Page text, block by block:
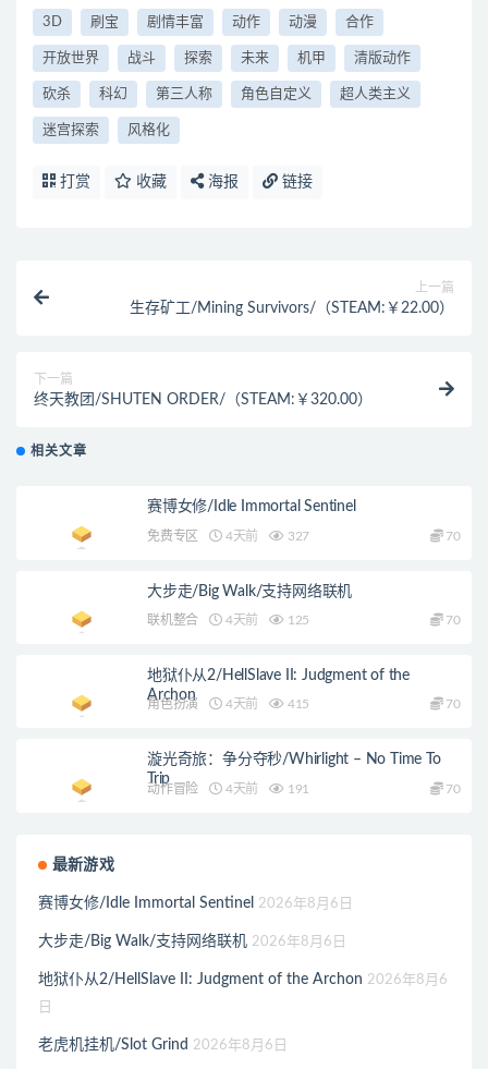
3D 刷宝 剧情丰富 动作 动漫 合作
开放世界 战斗 探索 未来 机甲 清版动作
砍杀 科幻 第三人称 角色自定义 超人类主义
迷宫探索 风格化
打赏 收藏 海报 链接
上一篇
生存矿工/Mining Survivors/（STEAM:￥22.00）
下一篇
终天教团/SHUTEN ORDER/（STEAM:￥320.00）
相关文章
赛博女修/Idle Immortal Sentinel
免费专区 4天前 327 70
大步走/Big Walk/支持网络联机
联机整合 4天前 125 70
地狱仆从2/HellSlave II: Judgment of the
Archon
角色扮演 4天前 415 70
漩光奇旅：争分夺秒/Whirlight – No Time To
Trip
动作冒险 4天前 191 70
最新游戏
赛博女修/Idle Immortal Sentinel 2026年8月6日
大步走/Big Walk/支持网络联机 2026年8月6日
地狱仆从2/HellSlave II: Judgment of the Archon 2026年8月6
日
老虎机挂机/Slot Grind 2026年8月6日